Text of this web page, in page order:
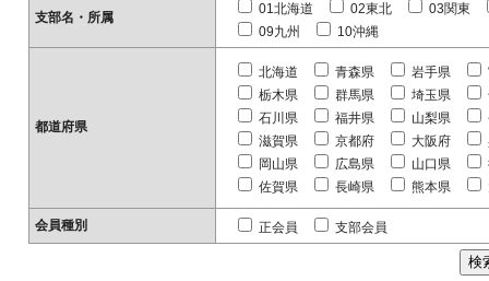
支部名・所属
01北海道 02東北
03関東
09九州
10沖縄
都道府県
北海道 青森県 岩手県
栃木県
群馬県 埼玉県
石川県
福井県 山梨県
滋賀県
京都府 大阪府
岡山県
広島県 山口県
佐賀県
長崎県 熊本県
会員種別 正会員 支部会員